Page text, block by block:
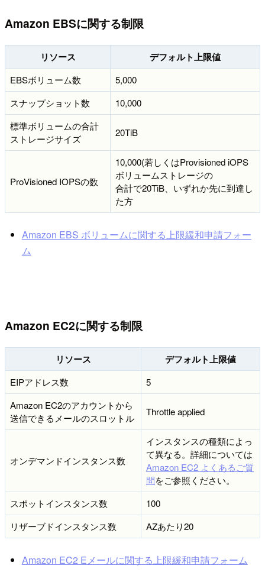
Amazon EBSに関する制限
リソース デフォルト上限値
EBSボリューム数
5,000
スナップショット数
10,000
標準ボリュームの合計
ストレージサイズ
20TiB
ProVisioned IOPSの数
10,000(若しくはProvisioned iOPS
ボリュームストレージの
合計で20TiB、いずれか先に到達し
た方
Amazon EBS ボリュームに関する上限緩和申請フォー
ム
Amazon EC2に関する制限
リソース デフォルト上限値
EIPアドレス数
5
Amazon EC2のアカウントから
送信できるメールのスロットル
Throttle applied
オンデマンドインスタンス数
インスタンスの種類によっ
て異なる。詳細については
Amazon EC2 よくあるご質
問をご参照ください。
スポットインスタンス数
100
リザーブドインスタンス数
AZあたり20
Amazon EC2 Eメールに関する上限緩和申請フォーム